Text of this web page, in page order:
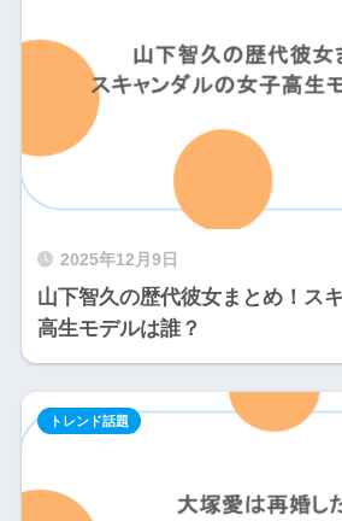
2025年12月9日
山下智久の歴代彼女まとめ！ス
高生モデルは誰？
トレンド話題